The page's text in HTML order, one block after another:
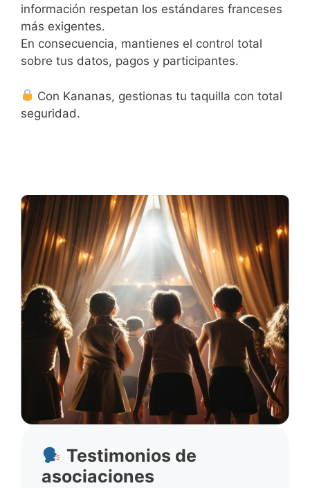
información respetan los estándares franceses
más exigentes.
En consecuencia, mantienes el control total
sobre tus datos, pagos y participantes.
Con Kananas, gestionas tu taquilla con total
seguridad.
Testimonios de
asociaciones